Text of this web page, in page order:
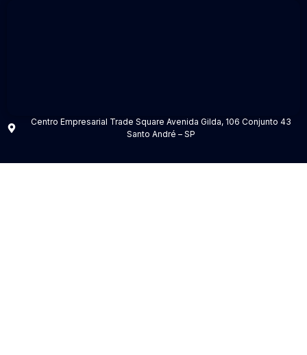
Centro Empresarial Trade Square Avenida Gilda, 106 Conjunto 43
Santo André – SP